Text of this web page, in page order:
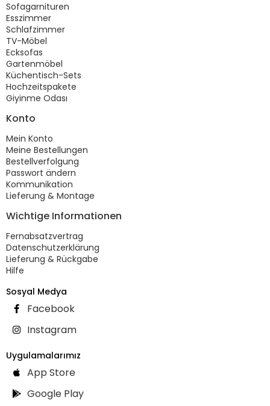
Sofagarnituren
Esszimmer
Schlafzimmer
TV-Möbel
Ecksofas
Gartenmöbel
Küchentisch-Sets
Hochzeitspakete
Giyinme Odası
Konto
Mein Konto
Meine Bestellungen
Bestellverfolgung
Passwort ändern
Kommunikation
Lieferung & Montage
Wichtige Informationen
Fernabsatzvertrag
Datenschutzerklärung
Lieferung & Rückgabe
Hilfe
Sosyal Medya
Facebook
Instagram
Uygulamalarımız
App Store
Google Play